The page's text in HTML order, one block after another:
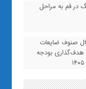
در قم به مراحل
صنوف ضایعات
بودجه